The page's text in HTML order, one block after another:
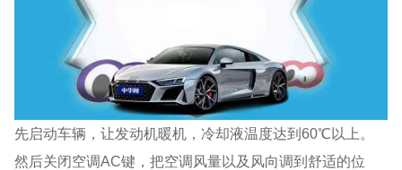
先启动车辆，让发动机暖机，冷却液温度达到60℃以上。
然后关闭空调AC键，把空调风量以及风向调到舒适的位